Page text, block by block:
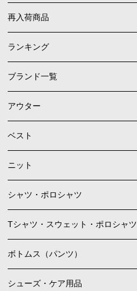
再入荷商品
ランキング
ブランド一覧
アウター
ベスト
ニット
シャツ・ポロシャツ
Tシャツ・スウェット・ポロシャツ
ボトムス（パンツ）
シューズ・ケア用品